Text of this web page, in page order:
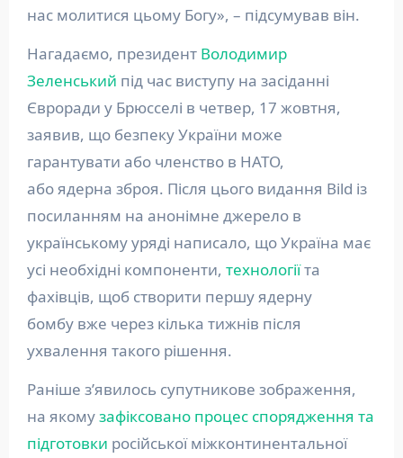
нас молитися цьому Богу», – підсумував він.
Нагадаємо, президент Володимир
Зеленський під час виступу на засіданні
Євроради у Брюсселі в четвер, 17 жовтня,
заявив, що безпеку України може
гарантувати або членство в НАТО,
або ядерна зброя. Після цього видання Bild із
посиланням на анонімне джерело в
українському уряді написало, що Україна має
усі необхідні компоненти, технологіїта
фахівців, щоб створити першу ядерну
бомбу вже через кілька тижнів після
ухвалення такого рішення.
Раніше з’явилось супутникове зображення,
на якомузафіксовано процес спорядження та
підготовки російської міжконтинентальної